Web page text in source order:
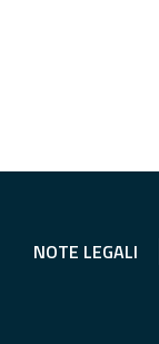
NOTE LEGALI